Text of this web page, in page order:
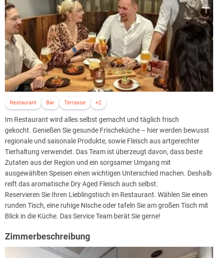
Restaurant Bar Terrasse +2
Im Restaurant wird alles selbst gemacht und täglich frisch
gekocht. Genießen Sie gesunde Frischeküche – hier werden bewusst
regionale und saisonale Produkte, sowie Fleisch aus artgerechter
Tierhaltung verwendet. Das Team ist überzeugt davon, dass beste
Zutaten aus der Region und ein sorgsamer Umgang mit
ausgewählten Speisen einen wichtigen Unterschied machen. Deshalb
reift das aromatische Dry Aged Fleisch auch selbst.
Reservieren Sie Ihren Lieblingstisch im Restaurant. Wählen Sie einen
runden Tisch, eine ruhige Nische oder tafeln Sie am großen Tisch mit
Blick in die Küche. Das Service Team berät Sie gerne!
Zimmerbeschreibung